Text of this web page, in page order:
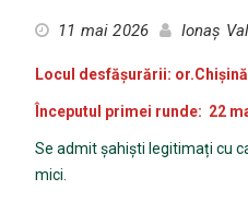
11 mai 2026 Ionaș
Locul desfășurării:
Începutul primei runde: 22
Se admit șahiști legitimați cu
mici.